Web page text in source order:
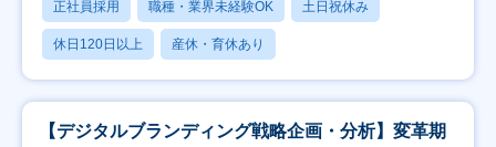
正社員採用 職種・業界未経験OK 土日祝休み
休日120日以上 産休・育休あり
【デジタルブランディング戦略企画・分析】変革期